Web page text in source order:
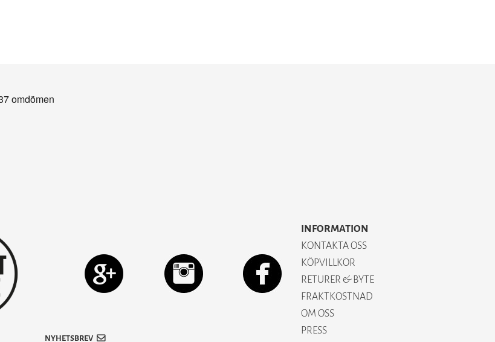
INFORMATION
KONTAKTA OSS
KÖPVILLKOR
RETURER & BYTE
FRAKTKOSTNAD
OM OSS
PRESS
NYHETSBREV